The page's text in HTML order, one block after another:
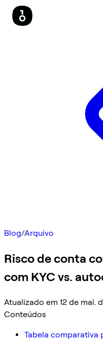
Blog/Arquivo
Risco de conta
com KYC vs.
Atualizado em 12 de mai.
Conteúdos
Tabela comparativa